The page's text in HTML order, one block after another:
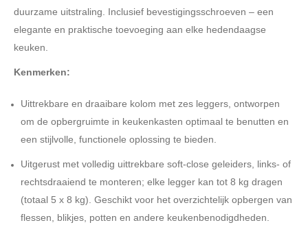
duurzame uitstraling. Inclusief bevestigingsschroeven – een
elegante en praktische toevoeging aan elke hedendaagse
keuken.
Kenmerken:
Uittrekbare en draaibare kolom met zes leggers, ontworpen
om de opbergruimte in keukenkasten optimaal te benutten en
een stijlvolle, functionele oplossing te bieden.
Uitgerust met volledig uittrekbare soft-close geleiders, links- of
rechtsdraaiend te monteren; elke legger kan tot 8 kg dragen
(totaal 5 x 8 kg). Geschikt voor het overzichtelijk opbergen van
flessen, blikjes, potten en andere keukenbenodigdheden.